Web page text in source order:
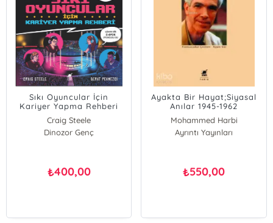
Sıkı Oyuncular İçin
Kariyer Yapma Rehberi
Craig Steele
Dinozor Genç
₺400,00
Ayakta Bir Hayat;Siyasal
Anılar 1945-1962
Mohammed Harbi
Ayrıntı Yayınları
₺550,00